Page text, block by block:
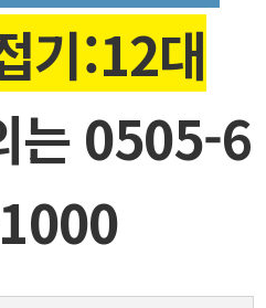
기:12대
는 0505-6